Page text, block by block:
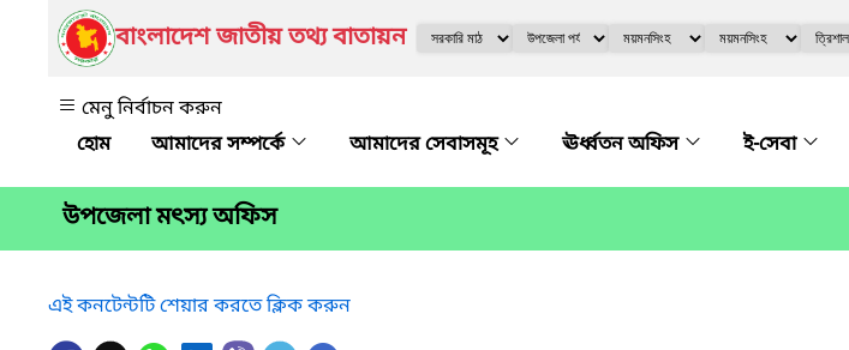
বাংলাদেশ জাতীয় তথ্য বাতায়ন
মেনু নির্বাচন করুন
আমাদের সম্পর্কে
আমাদের সেবাসমূহ ঊর্ধ্বতন অফিস ই-সেবা
উপজেলা মৎস্য অফিস
এই কনটেন্টটি শেয়ার করতে ক্লিক করুন